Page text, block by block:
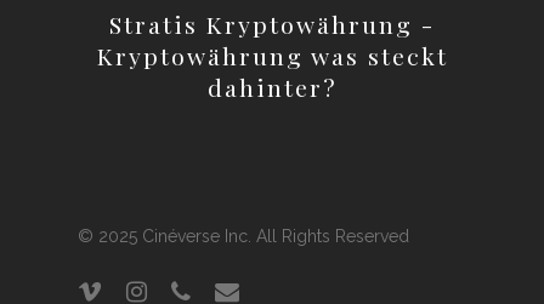
Stratis Kryptowährung -
Kryptowährung was steckt
dahinter?
© 2025 Cinéverse Inc. All Rights Reserved